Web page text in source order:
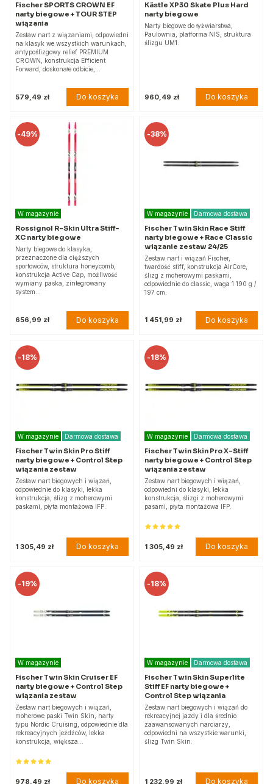
Fischer SPORTS CROWN EF
narty biegowe + TOUR STEP
wiązania
Zestaw nart z wiązaniami, odpowiedni
na klasyk we wszystkich warunkach,
antypoślizgowy relief PREMIUM
CROWN, konstrukcja Efficient
Forward, doskonałe odbicie,…
579,49 zł Do koszyka
Kästle XP30 Skate Plus Hard
narty biegowe
Narty biegowe do łyżwiarstwa,
Paulownia, platforma NIS, struktura
ślizgu UM1.
960,49 zł Do koszyka
-49%
W magazynie
Rossignol R-Skin Ultra Stiff-
XC narty biegowe
Narty biegowe do klasyka,
przeznaczone dla cięższych
sportowców, struktura honeycomb,
konstrukcja Active Cap, możliwość
wymiany paska, zintegrowany
system…
656,99 zł Do koszyka
-38%
W magazynie Darmowa dostawa
Fischer Twin Skin Race Stiff
narty biegowe + Race Classic
wiązanie zestaw 24/25
Zestaw nart i wiązań Fischer,
twardość stiff, konstrukcja AirCore,
ślizg z moherowymi paskami,
odpowiednie do classic, waga 1 190 g /
197 cm.
1 451,99 zł Do koszyka
-18%
W magazynie Darmowa dostawa
Fischer Twin Skin Pro Stiff
narty biegowe + Control Step
wiązania zestaw
Zestaw nart biegowych i wiązań,
odpowiednie do klasyki, lekka
konstrukcja, ślizg z moherowymi
paskami, płyta montażowa IFP.
1 305,49 zł Do koszyka
-18%
W magazynie Darmowa dostawa
Fischer Twin Skin Pro X-Stiff
narty biegowe + Control Step
wiązania zestaw
Zestaw nart biegowych i wiązań,
odpowiedni do klasyki, lekka
konstrukcja, ślizgi z moherowymi
pasami, płyta montażowa IFP.
1 305,49 zł Do koszyka
-19%
W magazynie
Fischer Twin Skin Cruiser EF
narty biegowe + Control Step
wiązania zestaw
Zestaw nart biegowych i wiązań,
moherowe paski Twin Skin, narty
typu Nordic Cruising, odpowiednie dla
rekreacyjnych jeźdźców, lekka
konstrukcja, większa…
978,49 zł Do koszyka
-18%
W magazynie Darmowa dostawa
Fischer Twin Skin Superlite
Stiff EF narty biegowe +
Control Step wiązania
Zestaw nart biegowych i wiązań do
rekreacyjnej jazdy i dla średnio
zaawansowanych narciarzy,
odpowiedni na wszystkie warunki,
ślizg Twin Skin.
1 232,99 zł Do koszyka